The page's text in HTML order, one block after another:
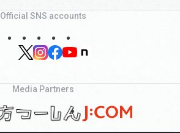
Official SNS accounts
Media Partners